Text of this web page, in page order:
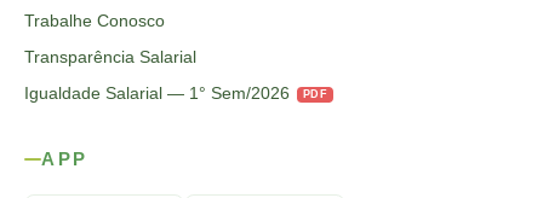
Trabalhe Conosco
Transparência Salarial
Igualdade Salarial — 1° Sem/2026
PDF
APP